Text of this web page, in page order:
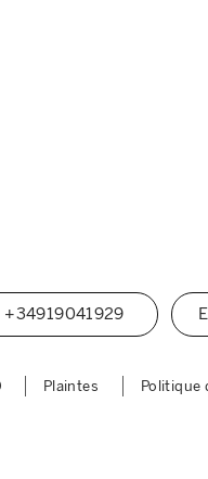
+34919041929
Plaintes Politique